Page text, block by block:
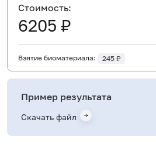
Cтоимость:
6205 ₽
Взятие биоматериала: 245 ₽
Пример результата
Скачать файл